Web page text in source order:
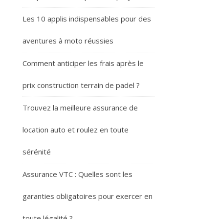
Les 10 applis indispensables pour des
aventures à moto réussies
Comment anticiper les frais après le
prix construction terrain de padel ?
Trouvez la meilleure assurance de
location auto et roulez en toute
sérénité
Assurance VTC : Quelles sont les
garanties obligatoires pour exercer en